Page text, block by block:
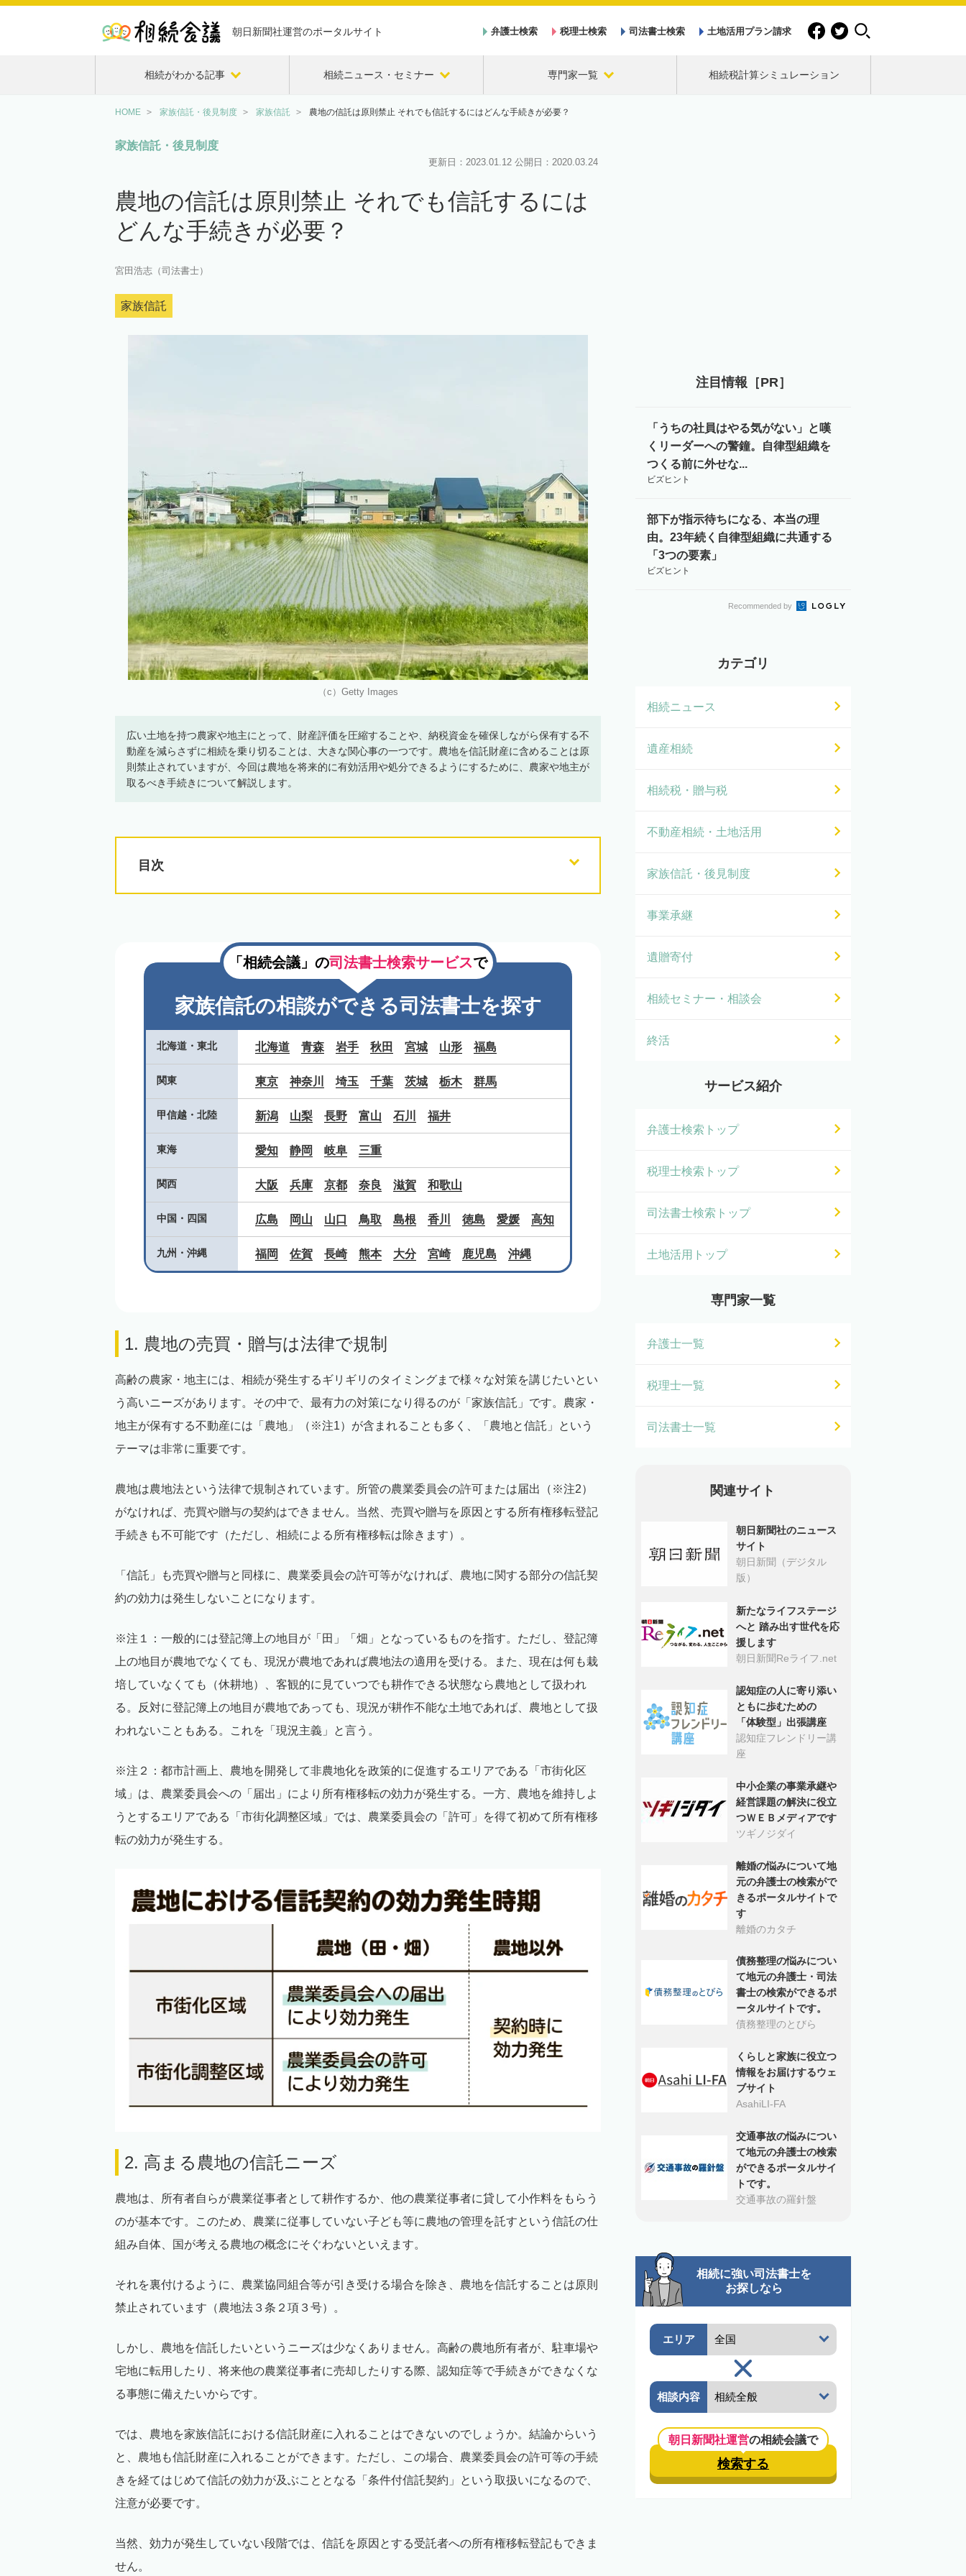
朝日新聞社運営のポータルサイト 弁護士検索 税理士検索 司法書士検索 土地活用プラン請求
相続がわかる記事 相続ニュース・セミナー 専門家一覧 相続税計算シミュレーション
HOME 家族信託・後見制度 家族信託 農地の信託は原則禁止 それでも信託するにはどんな手続きが必要？
家族信託・後見制度
更新日： 2023.01.12 公開日： 2020.03.24
農地の信託は原則禁止 それでも信託するには
どんな手続きが必要？
宮田浩志（司法書士）
家族信託
（c）Getty Images
広い土地を持つ農家や地主にとって、財産評価を圧縮することや、納税資金を確保しながら保有する不
動産を減らさずに相続を乗り切ることは、大きな関心事の一つです。農地を信託財産に含めることは原
則禁止されていますが、今回は農地を将来的に有効活用や処分できるようにするために、農家や地主が
取るべき手続きについて解説します。
目次
「相続会議」の司法書士検索サービスで
家族信託の相談ができる司法書士を探す
北海道 ・ 東北 北海道 青森 岩手 秋田 宮城 山形 福島
関東 東京 神奈川 埼玉 千葉 茨城 栃木 群馬
甲信越 ・ 北陸 新潟 山梨 長野 富山 石川 福井
東海 愛知 静岡 岐阜 三重
関西 大阪 兵庫 京都 奈良 滋賀 和歌山
中国 ・ 四国 広島 岡山 山口 鳥取 島根 香川 徳島 愛媛 高知
九州 ・ 沖縄 福岡 佐賀 長崎 熊本 大分 宮崎 鹿児島 沖縄
1. 農地の売買・贈与は法律で規制
高齢の農家・地主には、相続が発生するギリギリのタイミングまで様々な対策を講じたいとい
う高いニーズがあります。その中で、最有力の対策になり得るのが「家族信託」です。農家・
地主が保有する不動産には「農地」（※注1）が含まれることも多く、「農地と信託」という
テーマは非常に重要です。
農地は農地法という法律で規制されています。所管の農業委員会の許可または届出（※注2）
がなければ、売買や贈与の契約はできません。当然、売買や贈与を原因とする所有権移転登記
手続きも不可能です（ただし、相続による所有権移転は除きます）。
「信託」も売買や贈与と同様に、農業委員会の許可等がなければ、農地に関する部分の信託契
約の効力は発生しないことになります。
※注１：一般的には登記簿上の地目が「田」「畑」となっているものを指す。ただし、登記簿
上の地目が農地でなくても、現況が農地であれば農地法の適用を受ける。また、現在は何も栽
培していなくても（休耕地）、客観的に見ていつでも耕作できる状態なら農地として扱われ
る。反対に登記簿上の地目が農地であっても、現況が耕作不能な土地であれば、農地として扱
われないこともある。これを「現況主義」と言う。
※注２：都市計画上、農地を開発して非農地化を政策的に促進するエリアである「市街化区
域」は、農業委員会への「届出」により所有権移転の効力が発生する。一方、農地を維持しよ
うとするエリアである「市街化調整区域」では、農業委員会の「許可」を得て初めて所有権移
転の効力が発生する。
2. 高まる農地の信託ニーズ
農地は、所有者自らが農業従事者として耕作するか、他の農業従事者に貸して小作料をもらう
のが基本です。このため、農業に従事していない子ども等に農地の管理を託すという信託の仕
組み自体、国が考える農地の概念にそぐわないといえます。
それを裏付けるように、農業協同組合等が引き受ける場合を除き、農地を信託することは原則
禁止されています（農地法３条２項３号）。
しかし、農地を信託したいというニーズは少なくありません。高齢の農地所有者が、駐車場や
宅地に転用したり、将来他の農業従事者に売却したりする際、認知症等で手続きができなくな
る事態に備えたいからです。
では、農地を家族信託における信託財産に入れることはできないのでしょうか。結論からいう
と、農地も信託財産に入れることができます。ただし、この場合、農業委員会の許可等の手続
きを経てはじめて信託の効力が及ぶこととなる「条件付信託契約」という取扱いになるので、
注意が必要です。
当然、効力が発生していない段階では、信託を原因とする受託者への所有権移転登記もできま
せん。
注目情報［PR］
「うちの社員はやる気がない」と嘆
くリーダーへの警鐘。自律型組織を
つくる前に外せな...
ビズヒント
部下が指示待ちになる、本当の理
由。23年続く自律型組織に共通する
「3つの要素」
ビズヒント
Recommended by
カテゴリ
相続ニュース
遺産相続
相続税・贈与税
不動産相続・土地活用
家族信託・後見制度
事業承継
遺贈寄付
相続セミナー・相談会
終活
サービス紹介
弁護士検索トップ
税理士検索トップ
司法書士検索トップ
土地活用トップ
専門家一覧
弁護士一覧
税理士一覧
司法書士一覧
関連サイト
朝日新聞社のニュース
サイト
朝日新聞（デジタル
版）
新たなライフステージ
へと 踏み出す世代を応
援します
朝日新聞Reライフ.net
認知症の人に寄り添い
ともに歩むための
「体験型」出張講座
認知症フレンドリー講
座
中小企業の事業承継や
経営課題の解決に役立
つＷＥＢメディアです
ツギノジダイ
離婚の悩みについて地
元の弁護士の検索がで
きるポータルサイトで
す
離婚のカタチ
債務整理の悩みについ
て地元の弁護士・司法
書士の検索ができるポ
ータルサイトです。
債務整理のとびら
くらしと家族に役立つ
情報をお届けするウェ
ブサイト
AsahiLI-FA
交通事故の悩みについ
て地元の弁護士の検索
ができるポータルサイ
トです。
交通事故の羅針盤
相続に強い司法書士を
お探しなら
エリア
相談内容
朝日新聞社運営の相続会議で
検索する